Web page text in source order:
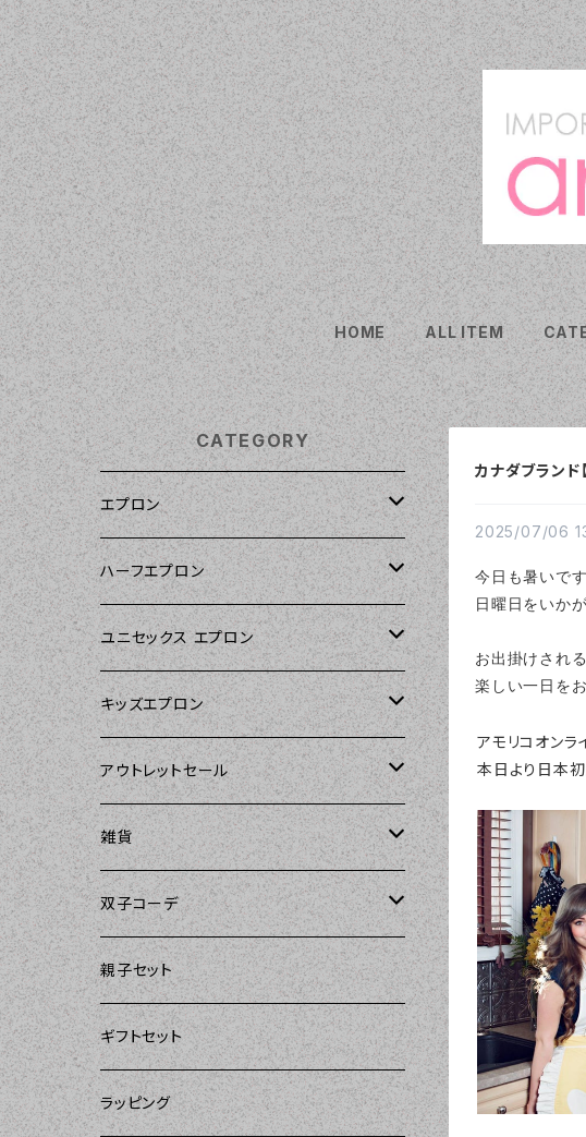
HOME ALL ITEM
カナダブラン
2025/07/06
今日も暑いです
日曜日をいか
お出掛けされ
楽しい一日を
アモリコオンラ
本日より日本
CATEGORY
エプロン
Kitsch'n Glam（キッチングラム）
Sierra Rose（シエラローズ）
Tarantinalovers（タランティーナ ラバー
ズ）
The Sunday Girl（ザサンデーガール）
Carolyn's Kitchen（キャロリンズキッチ
ン）
Sugar baby aprons（シュガーベイビ
ー）
DII（ディーアイアイ）
MOZI（モジ）
ハーフエプロン
Sierra Rose（シエラローズ）
ユニセックス エプロン
DII（ディーアイアイ）
Sierra Rose（シエラローズ）
amorico（アモリコ）
キッズエプロン
Sierra Rose（シエラローズ）
The Sunday Girl（ザサンデーガール）
ASD Living（エーエスディーリビング）
Kitsch'n Glam（キッチングラム）
DII（ディーアイアイ）
アウトレットセール
エプロン
Kitsch'n Glam（キッチングラム）
Sierra Rose（シエラローズ）
DII（ディーアイアイ）
amorico（アモリコ）
雑貨
amorico（アモリコ）
雑貨
amorico（アモリコ）
The Sunday Girl（ザサンデーガール）
DII（ディーアイアイ）
Kitsch'n Glam（キッチングラム）
双子コーデ
The Sunday Girl（サンデーガール）
親子セット
ギフトセット
ラッピング